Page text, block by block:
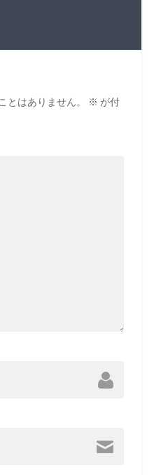
とはありません。 ※ が付